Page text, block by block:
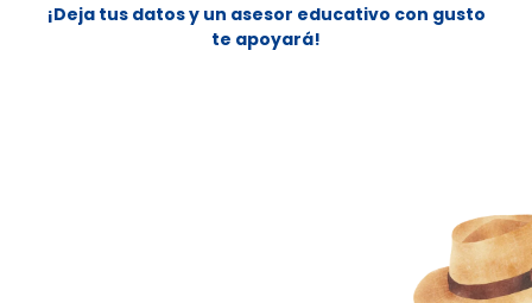
¡Deja tus datos y un asesor educativo con gusto
te apoyará!